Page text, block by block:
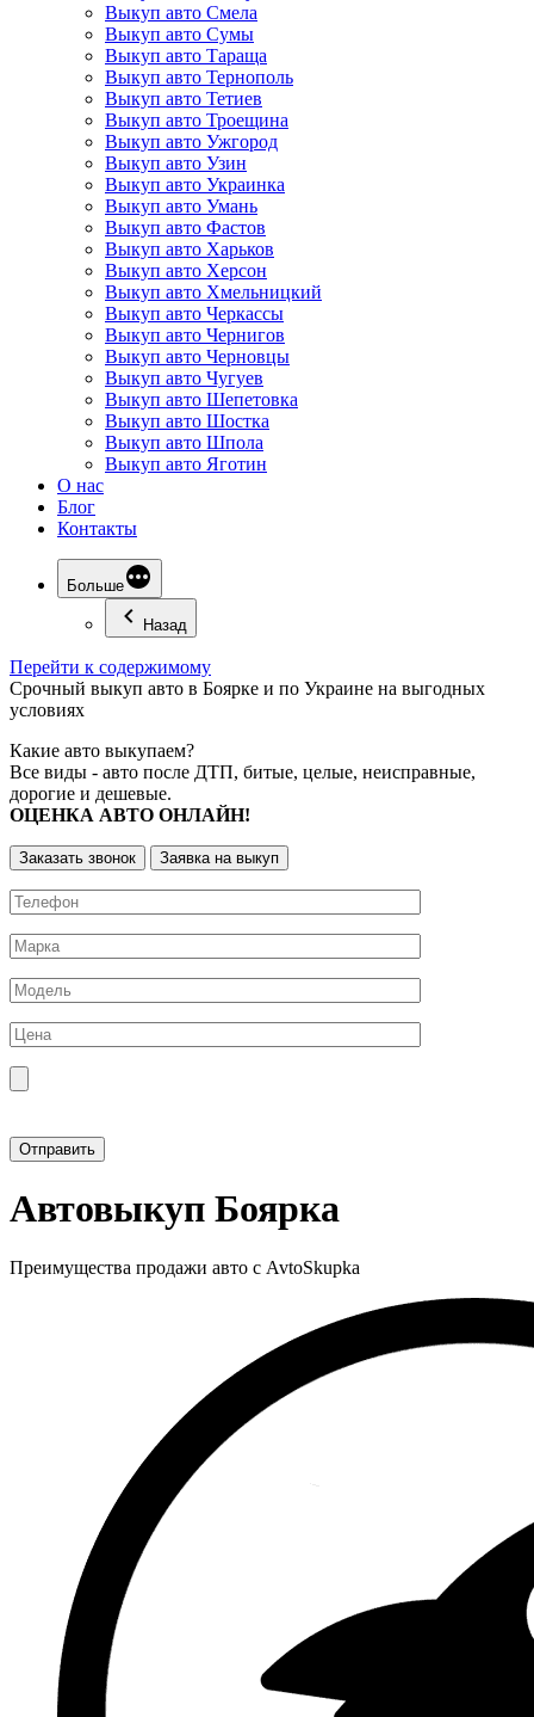
Выкуп авто Смела
Выкуп авто Сумы
Выкуп авто Тараща
Выкуп авто Тернополь
Выкуп авто Тетиев
Выкуп авто Троещина
Выкуп авто Ужгород
Выкуп авто Узин
Выкуп авто Украинка
Выкуп авто Умань
Выкуп авто Фастов
Выкуп авто Харьков
Выкуп авто Херсон
Выкуп авто Хмельницкий
Выкуп авто Черкассы
Выкуп авто Чернигов
Выкуп авто Черновцы
Выкуп авто Чугуев
Выкуп авто Шепетовка
Выкуп авто Шостка
Выкуп авто Шпола
Выкуп авто Яготин
О нас
Блог
Контакты
Больше
Назад
Перейти к содержимому
Срочный выкуп авто в Боярке и по Украине на выгодных
условиях
Какие авто выкупаем?
Все виды - авто после ДТП, битые, целые, неисправные,
дорогие и дешевые.
ОЦЕНКА АВТО ОНЛАЙН!
Заказать звонок Заявка на выкуп
Автовыкуп Боярка
Преимущества продажи авто с AvtoSkupka